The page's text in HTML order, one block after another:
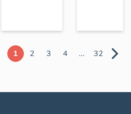
1 2 3 4 ... 32